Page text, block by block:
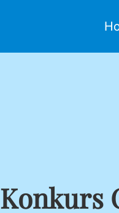
Konkurs